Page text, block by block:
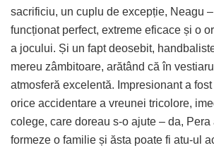
sacrificiu, un cuplu de excepție, Neagu
funcționat perfect, extreme eficace și o
a jocului. Și un fapt deosebit,
mereu zâmbitoare, arătând că în
atmosferă excelentă. Impresionant a
orice accidentare a vreunei tricolore,
colege, care doreau s-o ajute – da, Pera
formeze o familie și ăsta poate fi atu-ul